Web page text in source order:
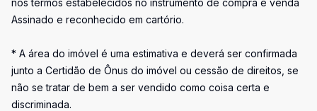
nos termos estabelecidos no instrumento de compra e venda
Assinado e reconhecido em cartório.
* A área do imóvel é uma estimativa e deverá ser confirmada
junto a Certidão de Ônus do imóvel ou cessão de direitos, se
não se tratar de bem a ser vendido como coisa certa e
discriminada.